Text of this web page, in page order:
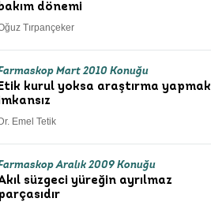
dönemi
Tırpançeker
Mart 2010 Konuğu
kurul yoksa araştırma yapmak
Dr. Emel Tetik
Aralık 2009 Konuğu
süzgeci yüreğin ayrılmaz